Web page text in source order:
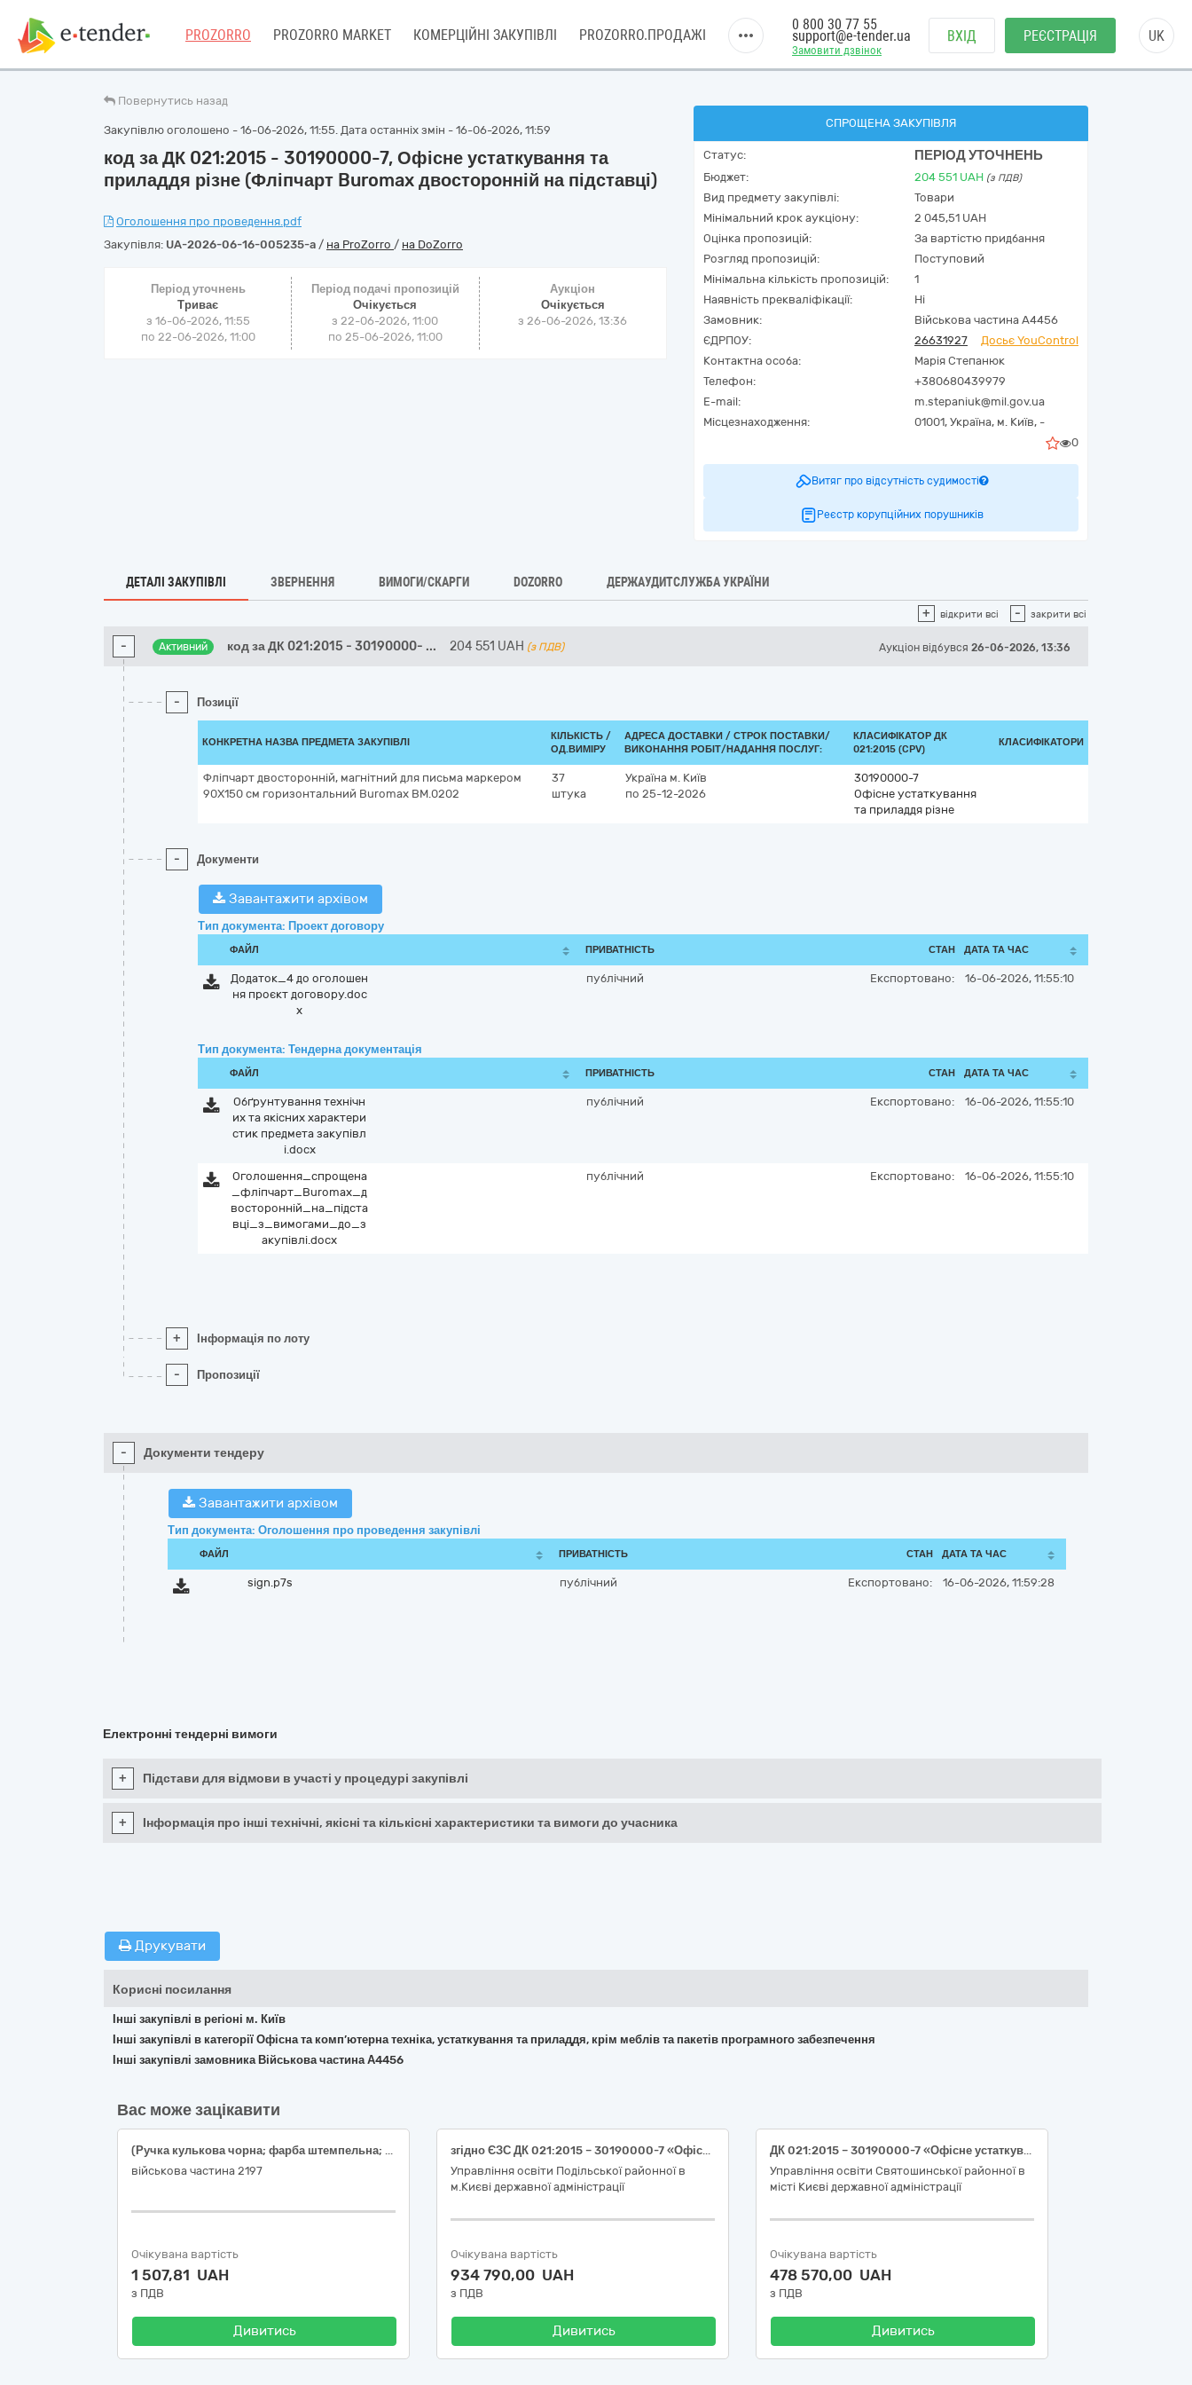
PROZORRO PROZORRO MARKET КОМЕРЦІЙНІ ЗАКУПІВЛІ PROZORRO.ПРОДАЖІ
Замовити дзвінок
0 800 30 77 55
support@e-tender.ua ВХІД РЕЄСТРАЦІЯ UK
Повернутись назад
Закупівлю оголошено - 16-06-2026, 11:55. Дата останніх змін - 16-06-2026, 11:59
код за ДК 021:2015 - 30190000-7, Офісне устаткування та
приладдя різне (Фліпчарт Buromax двосторонній на підставці)
Оголошення про проведення.pdf
Закупівля: UA-2026-06-16-005235-a / на ProZorro / на DoZorro
Період уточнень
Триває
з 16-06-2026, 11:55
по 22-06-2026, 11:00
Період подачі пропозицій
Очікується
з 22-06-2026, 11:00
по 25-06-2026, 11:00
Аукціон
Очікується
з26-06-2026, 13:36
СПРОЩЕНА ЗАКУПІВЛЯ
Статус: ПЕРІОД УТОЧНЕНЬ
Бюджет: 204 551 UAH (з ПДВ)
Вид предмету закупівлі:
Товари
Мінімальний крок аукціону:
2 045,51 UAH
Оцінка пропозицій:
За вартістю придбання
Розгляд пропозицій:
Поступовий
Мінімальна кількість пропозицій:
1
Наявність прекваліфікації:
Ні
Замовник:
Військова частина А4456
ЄДРПОУ:
26631927
Досьє YouControl
Контактна особа:
Марія Степанюк
Телефон:
+380680439979
E-mail:
m.stepaniuk@mil.gov.ua
Місцезнаходження:
01001, Україна, м. Київ, -
0
Витяг про відсутність судимості
Реєстр корупційних порушників
ДЕТАЛІ ЗАКУПІВЛІ ЗВЕРНЕННЯ ВИМОГИ/СКАРГИ DOZORRO ДЕРЖАУДИТСЛУЖБА УКРАЇНИ
+ відкрити всі - закрити всі
- Активний код за ДК 021:2015 - 30190000- ... 204 551 UAH (з ПДВ) Аукціон відбувся 26-06-2026, 13:36
- Позиції
КОНКРЕТНА НАЗВА ПРЕДМЕТА ЗАКУПІВЛІ
КІЛЬКІСТЬ /
ОД.ВИМІРУ
АДРЕСА ДОСТАВКИ / СТРОК ПОСТАВКИ/
ВИКОНАННЯ РОБІТ/НАДАННЯ ПОСЛУГ:
КЛАСИФІКАТОР ДК
021:2015 (CPV)
КЛАСИФІКАТОРИ
Фліпчарт двосторонній, магнітний для письма маркером
90Х150 см горизонтальний Buromax BM.0202
37
штука
Україна м. Київ
по 25-12-2026
30190000-7
Офісне устаткування
та приладдя різне
- Документи
Завантажити архівом
Тип документа: Проект договору
ФАЙЛ ПРИВАТНІСТЬ СТАН ДАТА ТА ЧАС
Додаток_4 до оголошен
ня проєкт договору.doc
x
публічний Експортовано: 16-06-2026, 11:55:10
Тип документа: Тендерна документація
ФАЙЛ ПРИВАТНІСТЬ СТАН ДАТА ТА ЧАС
Обґрунтування технічн
их та якісних характери
стик предмета закупівл
і.docx
публічний Експортовано: 16-06-2026, 11:55:10
Оголошення_спрощена
_фліпчарт_Buromax_д
восторонній_на_підста
вці_з_вимогами_до_з
акупівлі.docx
публічний Експортовано: 16-06-2026, 11:55:10
+ Інформація по лоту
- Пропозиції
- Документи тендеру
Завантажити архівом
Тип документа: Оголошення про проведення закупівлі
ФАЙЛ ПРИВАТНІСТЬ СТАН ДАТА ТА ЧАС
sign.p7s публічний Експортовано: 16-06-2026, 11:59:28
Електронні тендерні вимоги
+ Підстави для відмови в участі у процедурі закупівлі
+ Інформація про інші технічні, якісні та кількісні характеристики та вимоги до учасника
Друкувати
Корисні посилання
Інші закупівлі в регіоні м. Київ
Інші закупівлі в категорії Офісна та комп’ютерна техніка, устаткування та приладдя, крім меблів та пакетів програмного забезпечення
Інші закупівлі замовника Військова частина А4456
Вас може зацікавити
(Ручка кулькова чорна; фарба штемпельна; стрічка клейка канцелярська прозора; клей ПВА з ковпачком; нитка для прошивки документів (поліестер)) або еквівалент
військова частина 2197
Очікувана вартість
1 507,81 UAH
з ПДВ
Дивитись
згідно ЄЗС ДК 021:2015 – 30190000-7 «Офісне устаткування та приладдя різне» (Канцтовари)
Управління освіти Подільської районної в
м.Києві державної адміністрації
Очікувана вартість
934 790,00 UAH
з ПДВ
Дивитись
ДК 021:2015 – 30190000-7 «Офісне устаткування та приладдя різне» (Аудиторні дошки та фліпчарти для закладів освіти Святошинського району міста Києва)
Управління освіти Святошинської районної в
місті Києві державної адміністрації
Очікувана вартість
478 570,00 UAH
з ПДВ
Дивитись